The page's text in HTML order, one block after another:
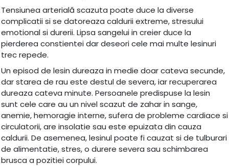
Tensiunea arterială scazuta poate duce la diverse
complicatii si se datoreaza caldurii extreme, stresului
emotional si durerii. Lipsa sangelui in creier duce la
pierderea constientei dar deseori cele mai multe lesinuri
trec repede.
Un episod de lesin dureaza in medie doar cateva secunde,
dar starea de rau este destul de severa, iar recuperarea
dureaza cateva minute. Persoanele predispuse la lesin
sunt cele care au un nivel scazut de zahar in sange,
anemie, hemoragie interne, sufera de probleme cardiace si
circulatorii, are insolatie sau este epuizata din cauza
caldurii. De asemenea, lesinul poate fi cauzat si de tulburari
de alimentatie, stres, o durere severa sau schimbarea
brusca a pozitiei corpului.